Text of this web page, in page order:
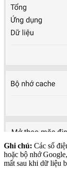
Ghi chú: Các số
hoặc bộ nhớ
mất sau khi dữ liệu